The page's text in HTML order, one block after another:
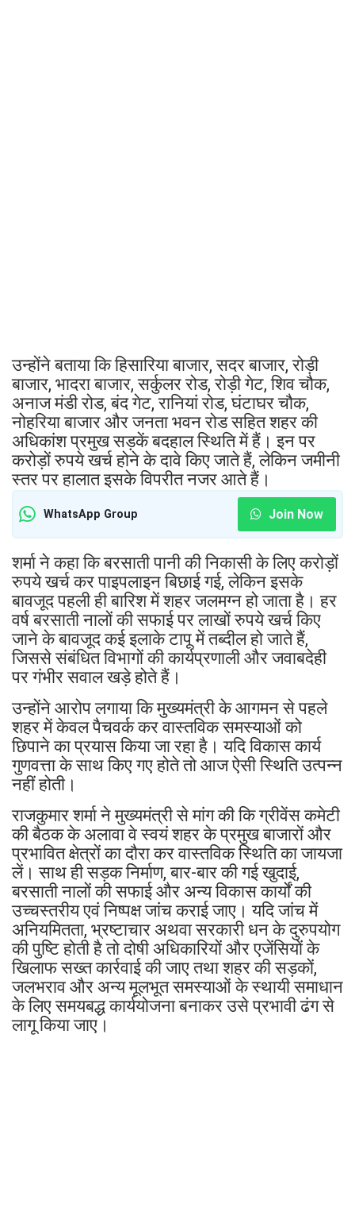
उन्होंने बताया कि हिसारिया बाजार, सदर बाजार, रोड़ी
बाजार, भादरा बाजार, सर्कुलर रोड, रोड़ी गेट, शिव चौक,
अनाज मंडी रोड, बंद गेट, रानियां रोड, घंटाघर चौक,
नोहरिया बाजार और जनता भवन रोड सहित शहर की
अधिकांश प्रमुख सड़कें बदहाल स्थिति में हैं। इन पर
करोड़ों रुपये खर्च होने के दावे किए जाते हैं, लेकिन जमीनी
स्तर पर हालात इसके विपरीत नजर आते हैं।
WhatsApp Group Join Now
शर्मा ने कहा कि बरसाती पानी की निकासी के लिए करोड़ों
रुपये खर्च कर पाइपलाइन बिछाई गई, लेकिन इसके
बावजूद पहली ही बारिश में शहर जलमग्न हो जाता है। हर
वर्ष बरसाती नालों की सफाई पर लाखों रुपये खर्च किए
जाने के बावजूद कई इलाके टापू में तब्दील हो जाते हैं,
जिससे संबंधित विभागों की कार्यप्रणाली और जवाबदेही
पर गंभीर सवाल खड़े होते हैं।
उन्होंने आरोप लगाया कि मुख्यमंत्री के आगमन से पहले
शहर में केवल पैचवर्क कर वास्तविक समस्याओं को
छिपाने का प्रयास किया जा रहा है। यदि विकास कार्य
गुणवत्ता के साथ किए गए होते तो आज ऐसी स्थिति उत्पन्न
नहीं होती।
राजकुमार शर्मा ने मुख्यमंत्री से मांग की कि ग्रीवेंस कमेटी
की बैठक के अलावा वे स्वयं शहर के प्रमुख बाजारों और
प्रभावित क्षेत्रों का दौरा कर वास्तविक स्थिति का जायजा
लें। साथ ही सड़क निर्माण, बार-बार की गई खुदाई,
बरसाती नालों की सफाई और अन्य विकास कार्यों की
उच्चस्तरीय एवं निष्पक्ष जांच कराई जाए। यदि जांच में
अनियमितता, भ्रष्टाचार अथवा सरकारी धन के दुरुपयोग
की पुष्टि होती है तो दोषी अधिकारियों और एजेंसियों के
खिलाफ सख्त कार्रवाई की जाए तथा शहर की सड़कों,
जलभराव और अन्य मूलभूत समस्याओं के स्थायी समाधान
के लिए समयबद्ध कार्ययोजना बनाकर उसे प्रभावी ढंग से
लागू किया जाए।